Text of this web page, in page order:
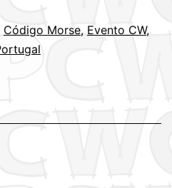
Código Morse, Evento CW,